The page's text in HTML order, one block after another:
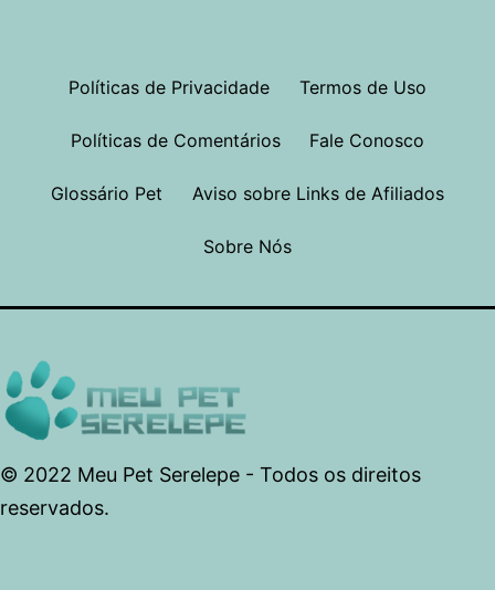
Políticas de Privacidade Termos de Uso
Políticas de Comentários Fale Conosco
Glossário Pet Aviso sobre Links de Afiliados
Sobre Nós
© 2022 Meu Pet Serelepe - Todos os direitos
reservados.